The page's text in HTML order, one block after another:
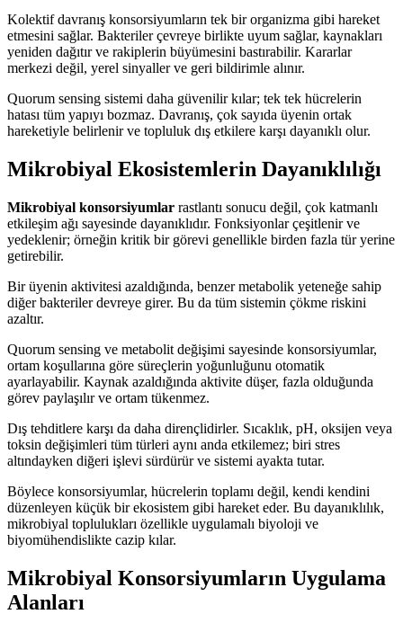
Kolektif davranış konsorsiyumların tek bir organizma gibi hareket
etmesini sağlar. Bakteriler çevreye birlikte uyum sağlar, kaynakları
yeniden dağıtır ve rakiplerin büyümesini bastırabilir. Kararlar
merkezi değil, yerel sinyaller ve geri bildirimle alınır.
Quorum sensing sistemi daha güvenilir kılar; tek tek hücrelerin
hatası tüm yapıyı bozmaz. Davranış, çok sayıda üyenin ortak
hareketiyle belirlenir ve topluluk dış etkilere karşı dayanıklı olur.
Mikrobiyal Ekosistemlerin Dayanıklılığı
Mikrobiyal konsorsiyumlar rastlantı sonucu değil, çok katmanlı
etkileşim ağı sayesinde dayanıklıdır. Fonksiyonlar çeşitlenir ve
yedeklenir; örneğin kritik bir görevi genellikle birden fazla tür yerine
getirebilir.
Bir üyenin aktivitesi azaldığında, benzer metabolik yeteneğe sahip
diğer bakteriler devreye girer. Bu da tüm sistemin çökme riskini
azaltır.
Quorum sensing ve metabolit değişimi sayesinde konsorsiyumlar,
ortam koşullarına göre süreçlerin yoğunluğunu otomatik
ayarlayabilir. Kaynak azaldığında aktivite düşer, fazla olduğunda
görev paylaşılır ve ortam tükenmez.
Dış tehditlere karşı da daha dirençlidirler. Sıcaklık, pH, oksijen veya
toksin değişimleri tüm türleri aynı anda etkilemez; biri stres
altındayken diğeri işlevi sürdürür ve sistemi ayakta tutar.
Böylece konsorsiyumlar, hücrelerin toplamı değil, kendi kendini
düzenleyen küçük bir ekosistem gibi hareket eder. Bu dayanıklılık,
mikrobiyal toplulukları özellikle uygulamalı biyoloji ve
biyomühendislikte cazip kılar.
Mikrobiyal Konsorsiyumların Uygulama
Alanları